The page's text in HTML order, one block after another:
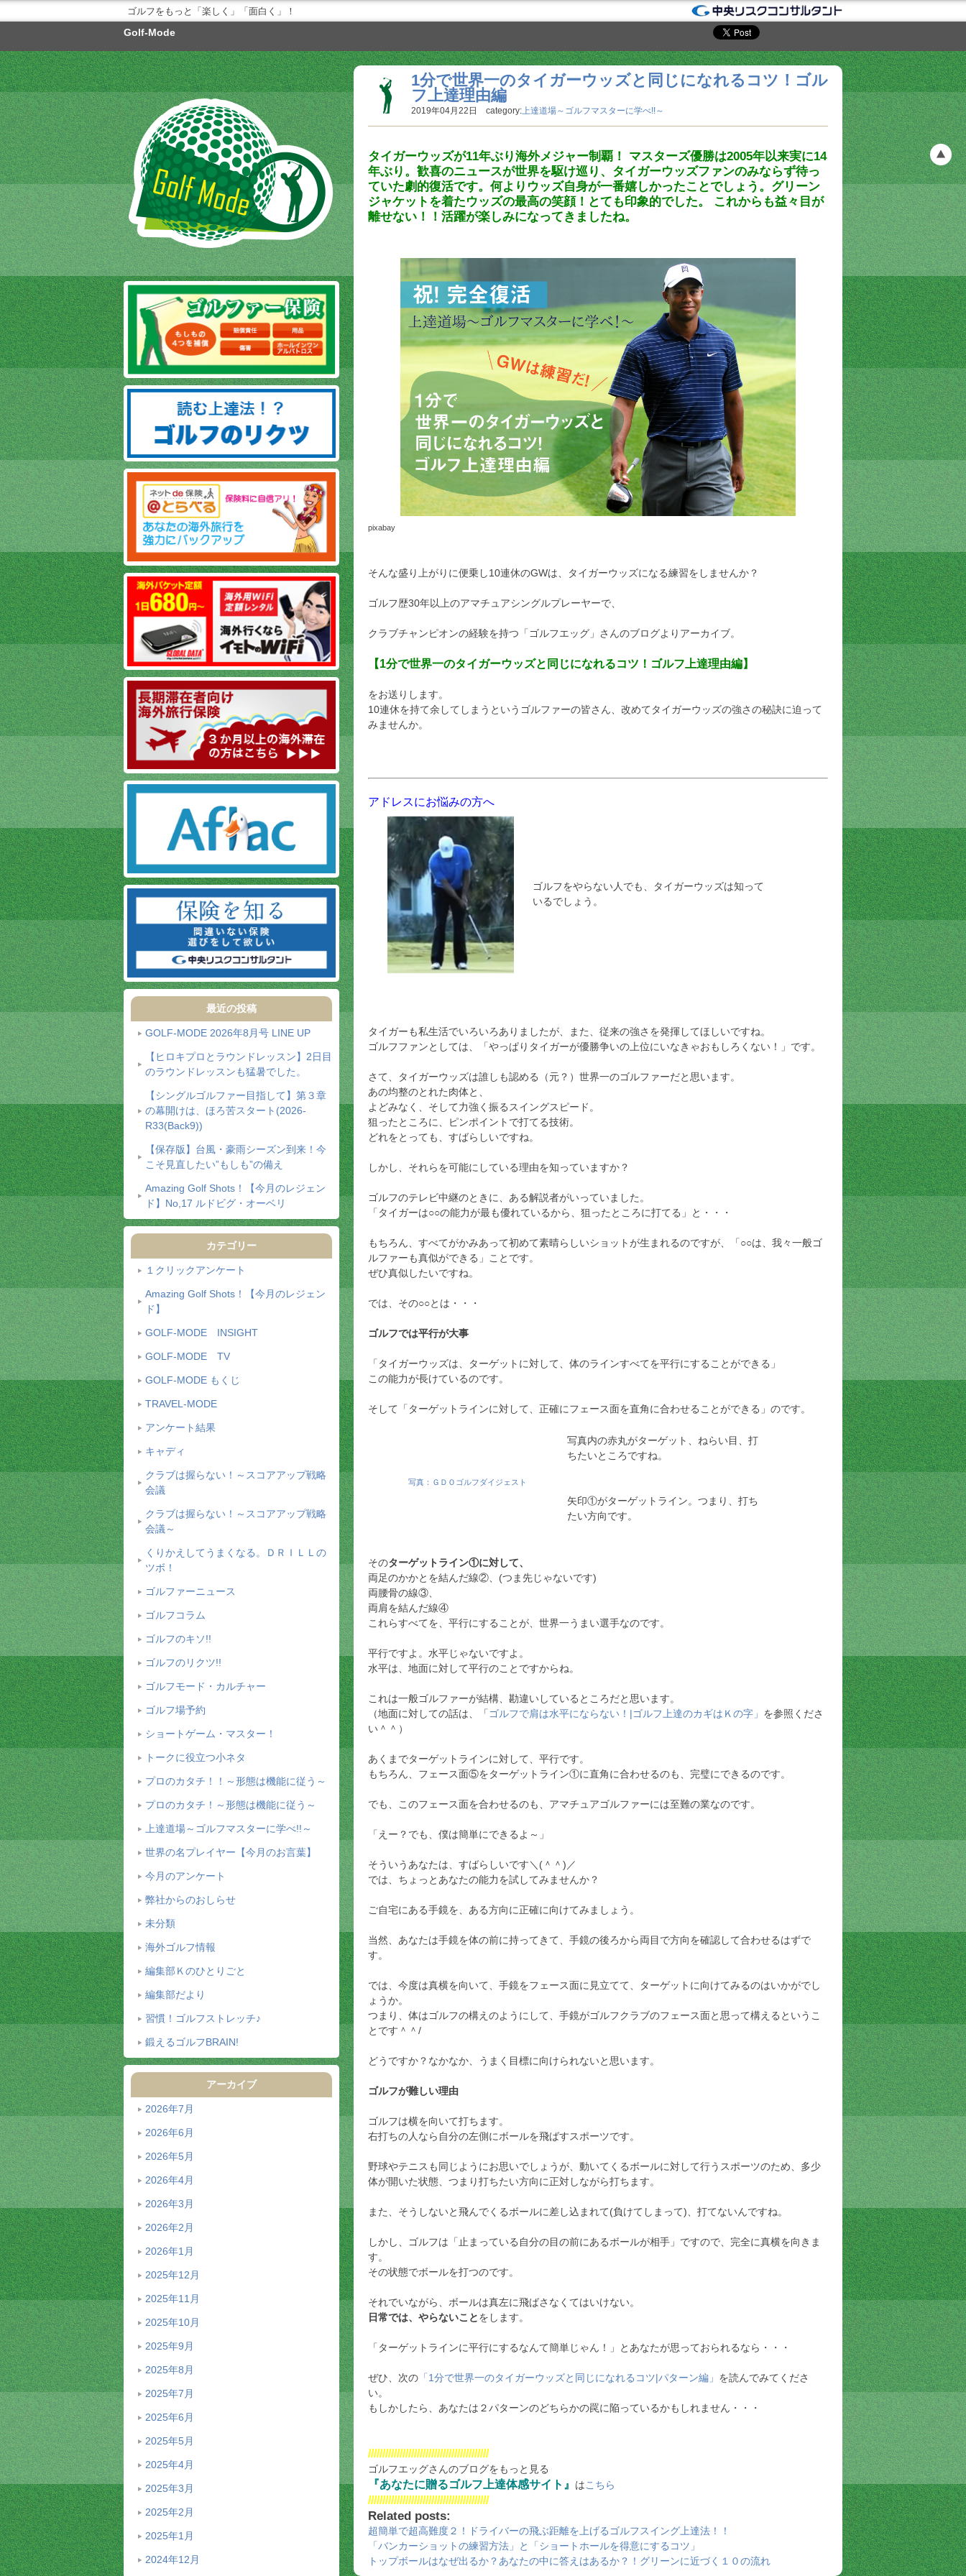
ゴルフをもっと「楽しく」「面白く」！
Golf-Mode
最近の投稿
GOLF-MODE 2026年8月号 LINE UP
【ヒロキプロとラウンドレッスン】2日目
のラウンドレッスンも猛暑でした。
【シングルゴルファー目指して】第３章
の幕開けは、ほろ苦スタート(2026-
R33(Back9))
【保存版】台風・豪雨シーズン到来！今
こそ見直したい”もしも”の備え
Amazing Golf Shots！【今月のレジェン
ド】No,17 ルドビグ・オーベリ
カテゴリー
１クリックアンケート
Amazing Golf Shots！【今月のレジェン
ド】
GOLF-MODE INSIGHT
GOLF-MODE TV
GOLF-MODE もくじ
TRAVEL-MODE
アンケート結果
キャディ
クラブは握らない！～スコアアップ戦略
会議
クラブは握らない！～スコアアップ戦略
会議～
くりかえしてうまくなる。ＤＲＩＬＬの
ツボ！
ゴルファーニュース
ゴルフコラム
ゴルフのキソ!!
ゴルフのリクツ!!
ゴルフモード・カルチャー
ゴルフ場予約
ショートゲーム・マスター！
トークに役立つ小ネタ
プロのカタチ！！～形態は機能に従う～
プロのカタチ！～形態は機能に従う～
上達道場～ゴルフマスターに学べ!!～
世界の名プレイヤー【今月のお言葉】
今月のアンケート
弊社からのおしらせ
未分類
海外ゴルフ情報
編集部Ｋのひとりごと
編集部だより
習慣！ゴルフストレッチ♪
鍛えるゴルフBRAIN!
アーカイブ
2026年7月
2026年6月
2026年5月
2026年4月
2026年3月
2026年2月
2026年1月
2025年12月
2025年11月
2025年10月
2025年9月
2025年8月
2025年7月
2025年6月
2025年5月
2025年4月
2025年3月
2025年2月
2025年1月
2024年12月
1分で世界一のタイガーウッズと同じになれるコツ！ゴル
フ上達理由編
2019年04月22日 category:上達道場～ゴルフマスターに学べ!!～
タイガーウッズが11年ぶり海外メジャー制覇！ マスターズ優勝は2005年以来実に14
年ぶり。歓喜のニュースが世界を駆け巡り、タイガーウッズファンのみならず待っ
ていた劇的復活です。何よりウッズ自身が一番嬉しかったことでしょう。グリーン
ジャケットを着たウッズの最高の笑顔！とても印象的でした。 これからも益々目が
離せない！！活躍が楽しみになってきましたね。
pixabay
そんな盛り上がりに便乗し10連休のGWは、タイガーウッズになる練習をしませんか？
ゴルフ歴30年以上のアマチュアシングルプレーヤーで、
クラブチャンピオンの経験を持つ「ゴルフエッグ」さんのブログよりアーカイブ。
【1分で世界一のタイガーウッズと同じになれるコツ！ゴルフ上達理由編】
をお送りします。
10連休を持て余してしまうというゴルファーの皆さん、改めてタイガーウッズの強さの秘訣に迫って
みませんか。
アドレスにお悩みの方へ
ゴルフをやらない人でも、タイガーウッズは知って
いるでしょう。
タイガーも私生活でいろいろありましたが、また、従来の強さを発揮してほしいですね。
ゴルフファンとしては、「やっぱりタイガーが優勝争いの上位にいなきゃおもしろくない！」です。
さて、タイガーウッズは誰しも認める（元？）世界一のゴルファーだと思います。
あの均整のとれた肉体と、
よどみなく、そして力強く振るスイングスピード。
狙ったところに、ピンポイントで打てる技術。
どれをとっても、すばらしいですね。
しかし、それらを可能にしている理由を知っていますか？
ゴルフのテレビ中継のときに、ある解説者がいっていました。
「タイガーは○○の能力が最も優れているから、狙ったところに打てる」と・・・
もちろん、すべてがかみあって初めて素晴らしいショットが生まれるのですが、「○○は、我々一般ゴ
ルファーも真似ができる」ことです。
ぜひ真似したいですね。
では、その○○とは・・・
ゴルフでは平行が大事
「タイガーウッズは、ターゲットに対して、体のラインすべてを平行にすることができる」
この能力が長けているのです。
そして「ターゲットラインに対して、正確にフェース面を直角に合わせることができる」のです。
写真：ＧＤＯゴルフダイジェスト
写真内の赤丸がターゲット、ねらい目、打
ちたいところですね。
矢印①がターゲットライン。つまり、打ち
たい方向です。
そのターゲットライン①に対して、
両足のかかとを結んだ線②、(つま先じゃないです)
両腰骨の線③、
両肩を結んだ線④
これらすべてを、平行にすることが、世界一うまい選手なのです。
平行ですよ。水平じゃないですよ。
水平は、地面に対して平行のことですからね。
これは一般ゴルファーが結構、勘違いしているところだと思います。
（地面に対しての話は、「ゴルフで肩は水平にならない！|ゴルフ上達のカギはＫの字」 を参照くださ
い＾＾）
あくまでターゲットラインに対して、平行です。
もちろん、フェース面⑤をターゲットライン①に直角に合わせるのも、完璧にできるのです。
でも、このフェース面を合わせるのも、アマチュアゴルファーには至難の業なのです。
「えー？でも、僕は簡単にできるよ～」
そういうあなたは、すばらしいです＼(＾＾)／
では、ちょっとあなたの能力を試してみませんか？
ご自宅にある手鏡を、ある方向に正確に向けてみましょう。
当然、あなたは手鏡を体の前に持ってきて、手鏡の後ろから両目で方向を確認して合わせるはずで
す。
では、今度は真横を向いて、手鏡をフェース面に見立てて、ターゲットに向けてみるのはいかがでし
ょうか。
つまり、体はゴルフの構えのようにして、手鏡がゴルフクラブのフェース面と思って構えるというこ
とです＾＾/
どうですか？なかなか、うまく目標に向けられないと思います。
ゴルフが難しい理由
ゴルフは横を向いて打ちます。
右打ちの人なら自分の左側にボールを飛ばすスポーツです。
野球やテニスも同じようにお思いでしょうが、動いてくるボールに対して行うスポーツのため、多少
体が開いた状態、つまり打ちたい方向に正対しながら打ちます。
また、そうしないと飛んでくるボールに差し込まれて(負けてしまって)、打てないんですね。
しかし、ゴルフは「止まっている自分の目の前にあるボールが相手」ですので、完全に真横を向きま
す。
その状態でボールを打つのです。
それでいながら、ボールは真左に飛ばさなくてはいけない。
日常では、やらないことをします。
「ターゲットラインに平行にするなんて簡単じゃん！」とあなたが思っておられるなら・・・
ぜひ、次の 「1分で世界一のタイガーウッズと同じになれるコツ|パターン編」 を読んでみてくださ
い。
もしかしたら、あなたは２パターンのどちらかの罠に陥っているかもしれません・・・
//////////////////////////////////////////
ゴルフエッグさんのブログをもっと見る
『あなたに贈るゴルフ上達体感サイト』 はこちら
//////////////////////////////////////////
Related posts:
超簡単で超高難度２！ドライバーの飛ぶ距離を上げるゴルフスイング上達法！！
「バンカーショットの練習方法」と「ショートホールを得意にするコツ」
トップボールはなぜ出るか？あなたの中に答えはあるか？！グリーンに近づく１０の流れ